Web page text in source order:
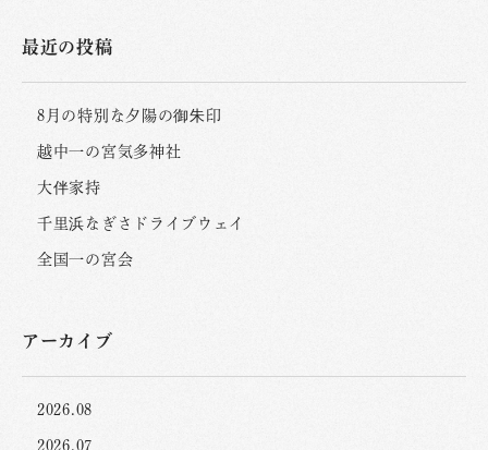
最近の投稿
8月の特別な夕陽の御朱印
越中一の宮気多神社
大伴家持
千里浜なぎさドライブウェイ
全国一の宮会
アーカイブ
2026.08
2026.07